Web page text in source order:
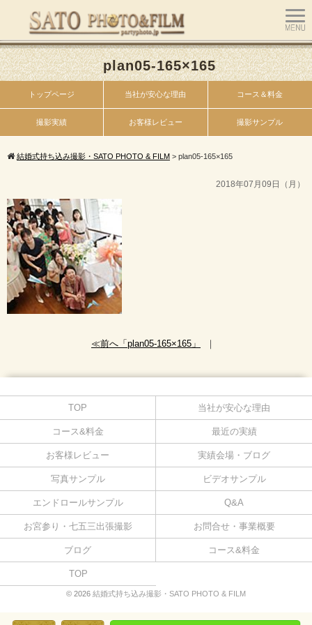
plan05-165×165
トップページ 当社が安心な理由 コース＆料金
撮影実績 お客様レビュー 撮影サンプル
結婚式持ち込み撮影・SATO PHOTO & FILM > plan05-165×165
2018年07月09日（月）
≪前へ「plan05-165×165」 ｜
TOP 当社が安心な理由
コース&料金 最近の実績
お客様レビュー 実績会場・ブログ
写真サンプル ビデオサンプル
エンドロールサンプル Q&A
お宮参り・七五三出張撮影 お問合せ・事業概要
ブログ コース&料金
TOP
© 2026 結婚式持ち込み撮影・SATO PHOTO & FILM